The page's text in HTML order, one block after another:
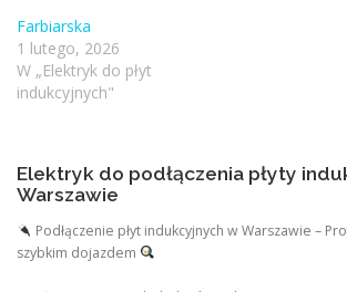
Farbiarska
1 lutego, 2026
W „Elektryk do płyt
indukcyjnych"
Elektryk do podłączenia płyty
Warszawie
Podłączenie płyt indukcyjnych w Warszawie –
szybkim dojazdem